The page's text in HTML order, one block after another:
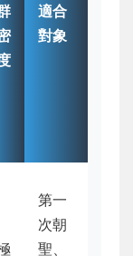
適合
對象
第一
次朝
聖、